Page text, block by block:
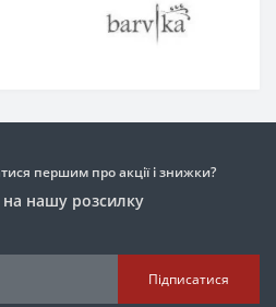
першим про акції і знижки?
на нашу розсилку
Підписатися